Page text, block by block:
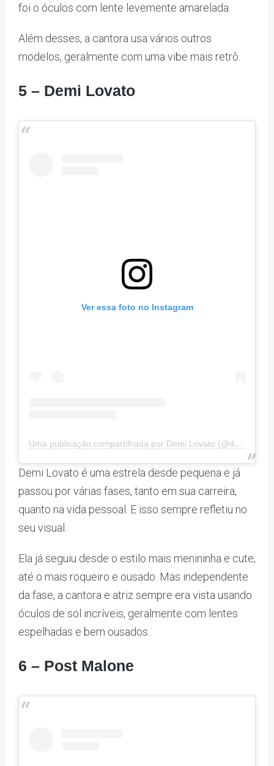
foi o óculos com lente levemente amarelada.
Além desses, a cantora usa vários outros
modelos, geralmente com uma vibe mais retrô.
5 – Demi Lovato
Ver essa foto no Instagram
Uma publicação compartilhada por Demi Lovato (@ddlovato)
Demi Lovato é uma estrela desde pequena e já
passou por várias fases, tanto em sua carreira,
quanto na vida pessoal. E isso sempre refletiu no
seu visual.
Ela já seguiu desde o estilo mais menininha e cute,
até o mais roqueiro e ousado. Mas independente
da fase, a cantora e atriz sempre era vista usando
óculos de sol incríveis, geralmente com lentes
espelhadas e bem ousados.
6 – Post Malone